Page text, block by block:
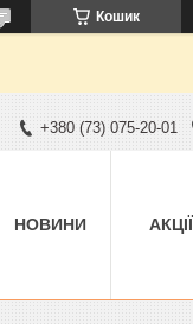
Кошик
+380 (73) 075-20-01
НОВИНИ АКЦІЇ